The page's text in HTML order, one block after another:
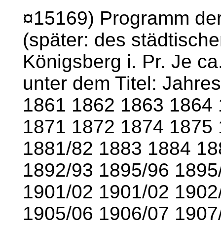
¤15169) Programm
(später: des
Königsberg i. Pr. Je
unter dem Titel:
1861 1862 1863
1871 1872 1874
1881/82 1883 1884
1892/93 1895/96
1901/02 1901/02
1905/06 1906/07